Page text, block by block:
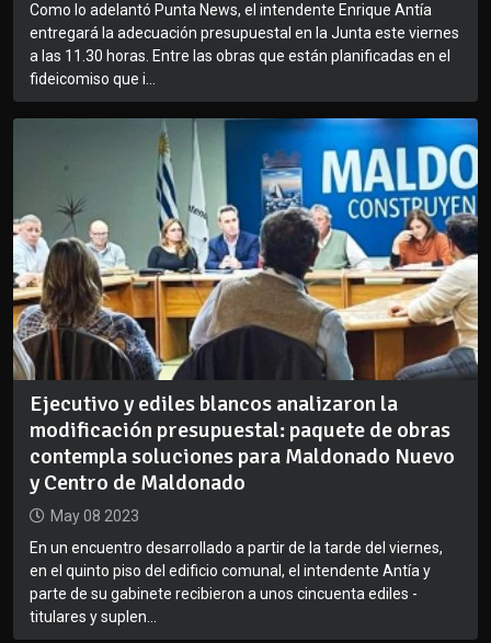
Como lo adelantó Punta News, el intendente Enrique Antía
entregará la adecuación presupuestal en la Junta este viernes
a las 11.30 horas. Entre las obras que están planificadas en el
fideicomiso que i...
Ejecutivo y ediles blancos analizaron la
modificación presupuestal: paquete de obras
contempla soluciones para Maldonado Nuevo
y Centro de Maldonado
May 08 2023
En un encuentro desarrollado a partir de la tarde del viernes,
en el quinto piso del edificio comunal, el intendente Antía y
parte de su gabinete recibieron a unos cincuenta ediles -
titulares y suplen...